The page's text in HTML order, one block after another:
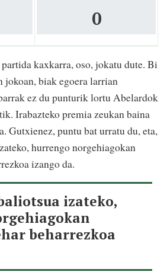
0
kaxkarra, oso, jokatu dute. Bi
jokoan, biak egoera larrian
ez du punturik lortu Abelardok
Irabazteko premia zeukan baina
Gutxienez, puntu bat urratu du, eta,
hurrengo norgehiagokan
izango da.
izateko,
beharrezkoa